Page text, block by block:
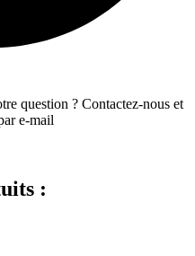
question ? Contactez-nous et
e-mail
: